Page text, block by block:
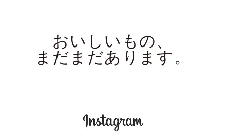
おいしいもの、
まだまだあります。